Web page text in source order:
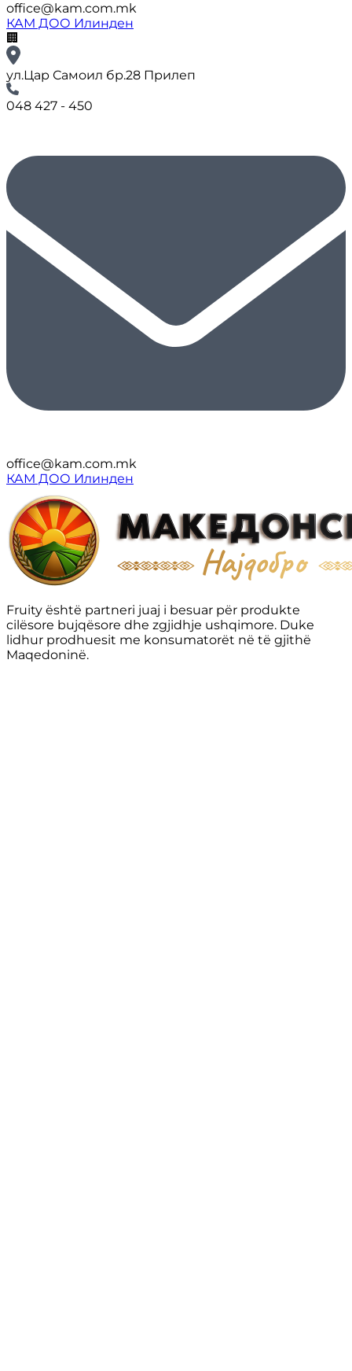
office@kam.com.mk
КАМ ДОО Илинден
🏢
ул.Цар Самоил бр.28 Прилеп
048 427 - 450
office@kam.com.mk
КАМ ДОО Илинден
Fruity është partneri juaj i besuar për produkte
cilësore bujqësore dhe zgjidhje ushqimore. Duke
lidhur prodhuesit me konsumatorët në të gjithë
Maqedoninë.